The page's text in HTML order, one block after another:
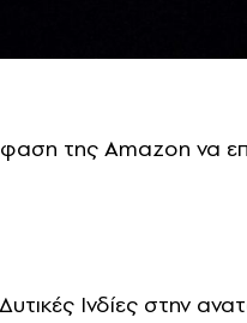
της Amazon να
Ινδίες στην